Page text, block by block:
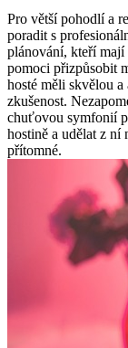
Pro větší pohodlí a
poradit s
plánování, kteří
pomoci přizpůsobit
hosté měli skvělou
zkušenost.
chuťovou symfonií
hostině a udělat z ní
přítomné.